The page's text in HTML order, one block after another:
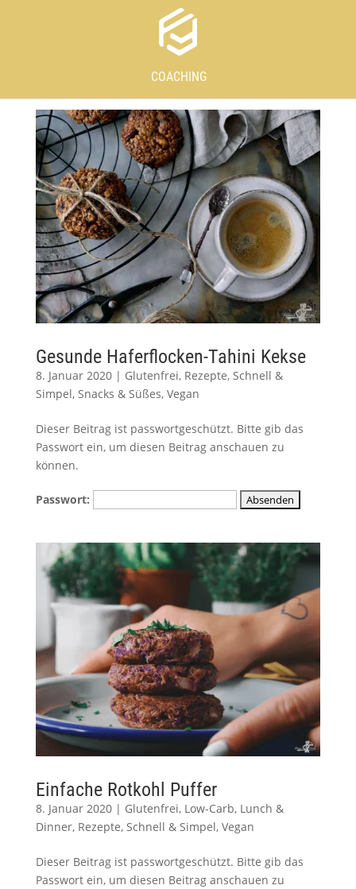
COACHING
Gesunde Haferflocken-Tahini Kekse
8. Januar 2020| Glutenfrei, Rezepte, Schnell &
Simpel, Snacks & Süßes, Vegan
Dieser Beitrag ist passwortgeschützt. Bitte gib das
Passwort ein, um diesen Beitrag anschauen zu
können.
Passwort:
Einfache Rotkohl Puffer
8. Januar 2020| Glutenfrei, Low-Carb, Lunch &
Dinner, Rezepte, Schnell & Simpel, Vegan
Dieser Beitrag ist passwortgeschützt. Bitte gib das
Passwort ein, um diesen Beitrag anschauen zu